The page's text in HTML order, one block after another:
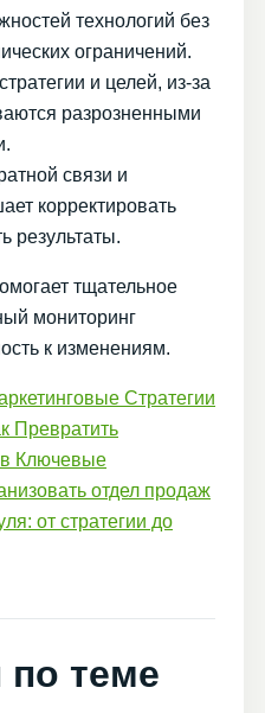
технологий без
ограничений.
и целей, из-за
разрозненными
связи и
корректировать
результаты.
тщательное
мониторинг
к изменениям.
Стратегии
Превратить
Ключевые
отдел продаж
от стратегии до
теме